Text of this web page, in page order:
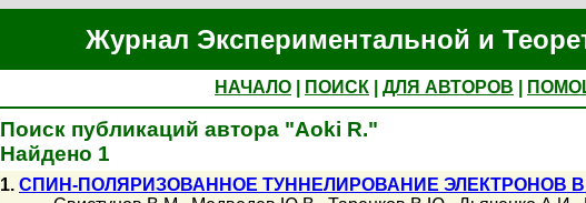
Журнал Экспериментальной и
НАЧАЛО ПОИСК ДЛЯ АВТОРОВ
Поиск публикаций автора "Aoki R."
Найдено 1
1. СПИН-ПОЛЯРИЗОВАННОЕ ТУННЕЛИРОВАНИЕ ЭЛЕКТРОНОВ